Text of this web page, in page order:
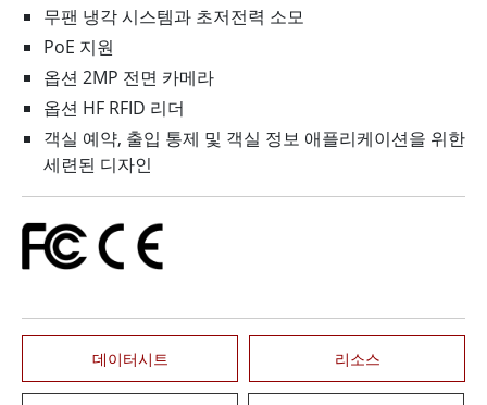
무팬 냉각 시스템과 초저전력 소모
PoE 지원
옵션 2MP 전면 카메라
옵션 HF RFID 리더
객실 예약, 출입 통제 및 객실 정보 애플리케이션을 위한
세련된 디자인
데이터시트 리소스